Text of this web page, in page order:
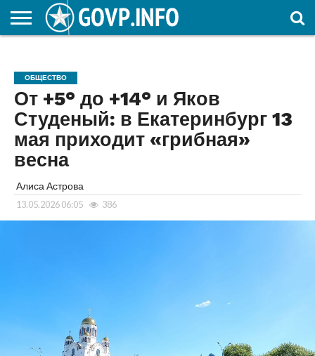
ОБРАЗОВАНИЕ
ОБЩЕСТВО
От +5° до +14° и Яков
Студеный: в Екатеринбург 13
мая приходит «грибная»
весна
Алиса Астрова
13.05.2026 06:05 386